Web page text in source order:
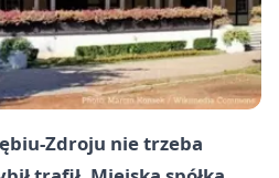
Zdroju nie trzeba